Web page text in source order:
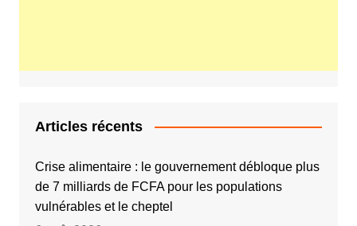
Articles récents
Crise alimentaire : le gouvernement débloque plus
de 7 milliards de FCFA pour les populations
vulnérables et le cheptel